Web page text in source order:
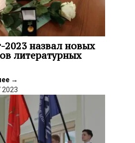
2023 назвал новых
литературных
→
2023